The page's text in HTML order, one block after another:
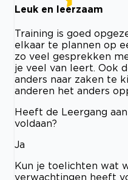
Leuk en leerzaam
Training is goed
elkaar te plannen op
zo veel gesprekken
je veel van leert. Ook
anders naar zaken te
anderen het anders
Heeft de Leergang
voldaan?
Ja
Kun je toelichten wat
verwachtingen heeft